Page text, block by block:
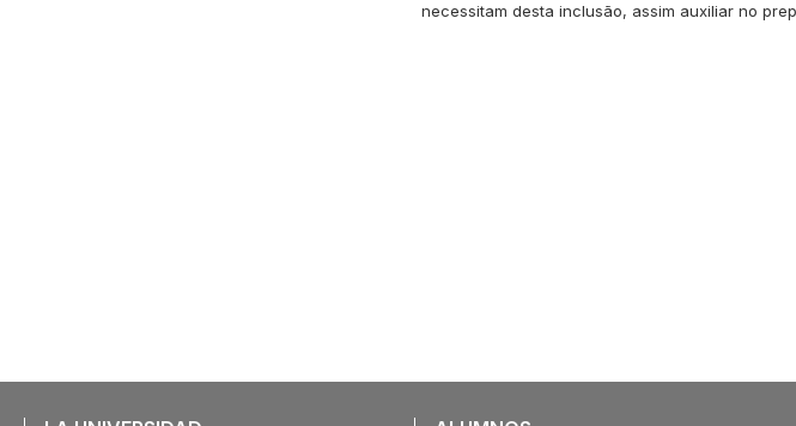
necessitam desta inclusão, assim auxiliar no